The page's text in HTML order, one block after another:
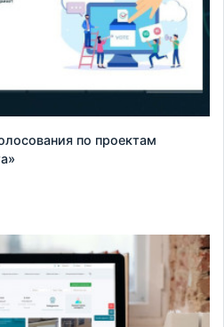
по проектам